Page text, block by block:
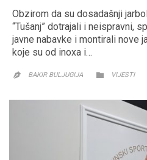
Obzirom da su dosadašnji
“Tušanj” dotrajali i neispravni,
javne nabavke i montirali nove
koje su od inoxa i…
 BAKIR BULJUGIJA  CATEGORY
VIJESTI